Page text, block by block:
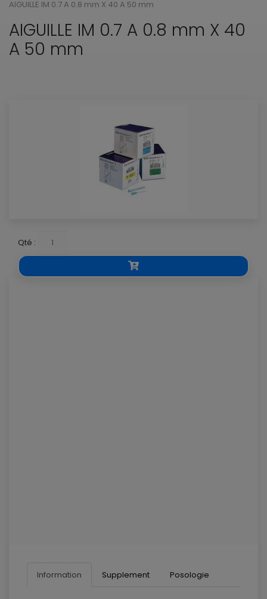
AIGUILLE IM 0.7 A 0.8 mm X 40 A 50 mm
AIGUILLE IM 0.7 A 0.8 mm X 40
A 50 mm
Qté :
Information Supplement Posologie